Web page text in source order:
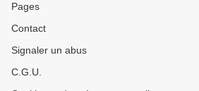
Pages
Contact
Signaler un abus
C.G.U.